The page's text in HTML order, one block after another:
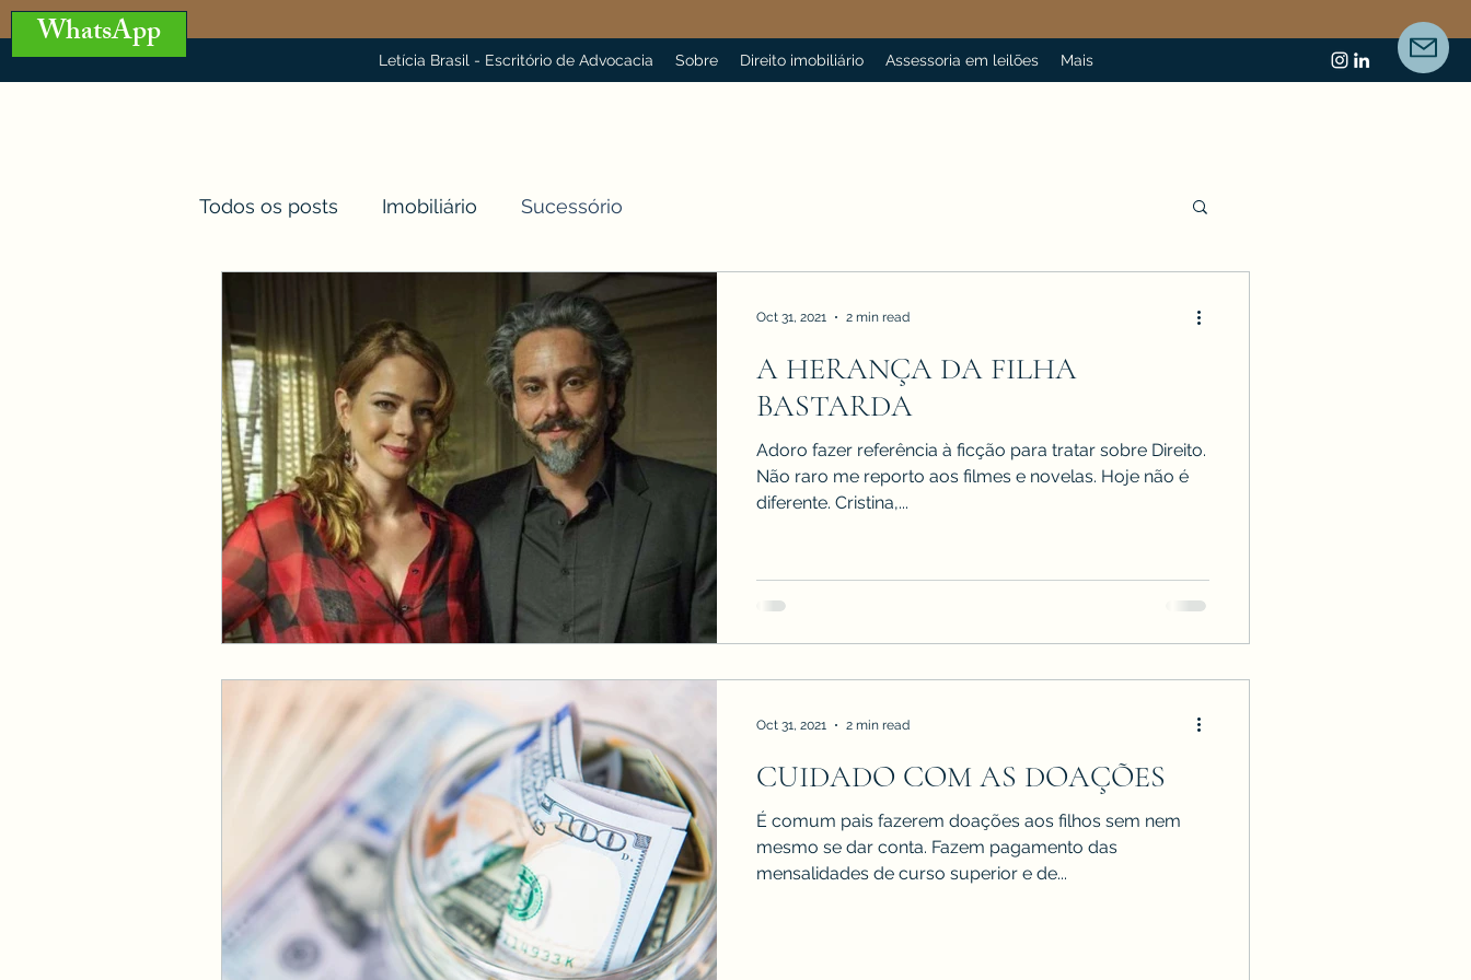
Letícia Brasil - Escritório de Advocacia Sobre Direito imobiliário Assessoria em leilões Mais
WhatsApp
Todos os posts Imobiliário Sucessório
A HERANÇA DA FILHA
BASTARDA
Adoro fazer referência à ficção para tratar sobre Direito.
Não raro me reporto aos filmes e novelas. Hoje não é
diferente. Cristina,...
Oct 31, 2021 2 min read
CUIDADO COM AS DOAÇÕES
É comum pais fazerem doações aos filhos sem nem
mesmo se dar conta. Fazem pagamento das
mensalidades de curso superior e de...
Oct 31, 2021 2 min read